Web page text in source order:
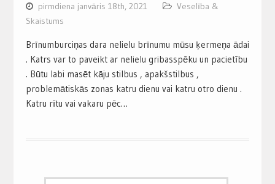
pirmdiena janvāris 18th, 2021
Veselība &
Skaistums
Brīnumburciņas dara nelielu brīnumu mūsu ķermeņa ādai
. Katrs var to paveikt ar nelielu gribasspēku un pacietību
. Būtu labi masēt kāju stilbus , apakšstilbus ,
problemātiskās zonas katru dienu vai katru otro dienu .
Katru rītu vai vakaru pēc…